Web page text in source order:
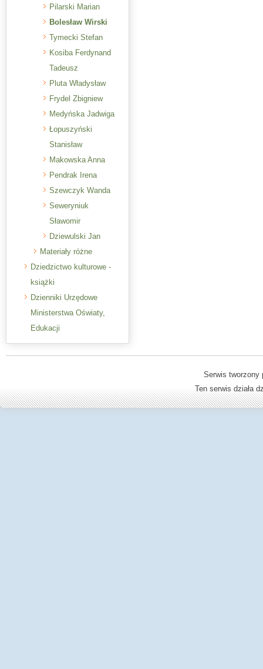
Pilarski Marian
Bolesław Wirski
Tymecki Stefan
Kosiba Ferdynand
Tadeusz
Pluta Władysław
Frydel Zbigniew
Medyńska Jadwiga
Łopuszyński
Stanisław
Makowska Anna
Pendrak Irena
Szewczyk Wanda
Seweryniuk
Sławomir
Dziewulski Jan
Materiały różne
Dziedzictwo kulturowe -
książki
Dzienniki Urzędowe
Ministerstwa Oświaty,
Edukacji
Serwis
Ten serwis działa